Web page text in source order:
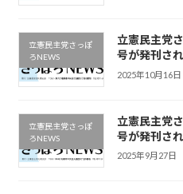
立憲民主党さっぽ
ろNEWS
立憲民主党
号が発刊さ
2025年10月16日
立憲民主党さっぽ
ろNEWS
立憲民主党
号が発刊さ
2025年9月27日